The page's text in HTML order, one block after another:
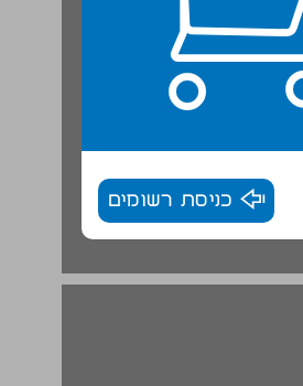
כניסת רשומים